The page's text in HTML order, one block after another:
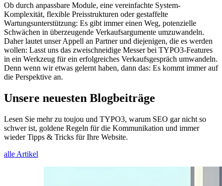
Ob durch anpassbare Module, eine vereinfachte System-
Komplexität, flexible Preisstrukturen oder gestaffelte
Wartungsunterstützung: Es gibt immer einen Weg, potenzielle
Schwächen in überzeugende Verkaufsargumente umzuwandeln.
Daher lautet unser Appell an Partner und diejenigen, die es werden
wollen: Lasst uns das zweischneidige Messer bei TYPO3-Features
in ein Werkzeug für ein erfolgreiches Verkaufsgespräch umwandeln.
Denn wenn wir etwas gelernt haben, dann das: Es kommt immer auf
die Perspektive an.
Unsere neuesten Blogbeiträge
Lesen Sie mehr zu toujou und TYPO3, warum SEO gar nicht so
schwer ist, goldene Regeln für die Kommunikation und immer
wieder Tipps & Tricks für Ihre Website.
alle Artikel